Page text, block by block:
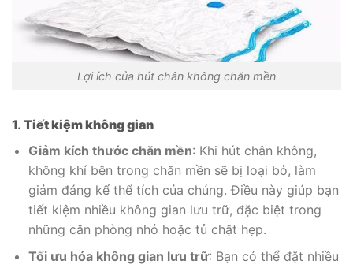
Lợi ích của hút chân không chăn mền
1. Tiết kiệm không gian
Giảm kích thước chăn mền: Khi hút chân không,
không khí bên trong chăn mền sẽ bị loại bỏ, làm
giảm đáng kể thể tích của chúng. Điều này giúp bạn
tiết kiệm nhiều không gian lưu trữ, đặc biệt trong
những căn phòng nhỏ hoặc tủ chật hẹp.
Tối ưu hóa không gian lưu trữ: Bạn có thể đặt nhiều